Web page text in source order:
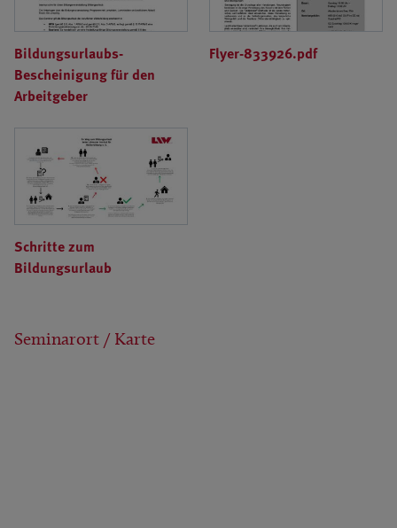
Bildungsurlaubs-
Bescheinigung für den
Arbeitgeber
Flyer-833926.pdf
Schritte zum
Bildungsurlaub
Seminarort / Karte